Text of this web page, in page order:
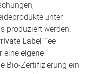
unter
produziert werden.
Label Tee
eine eigene
Bio-Zertifizierung ein